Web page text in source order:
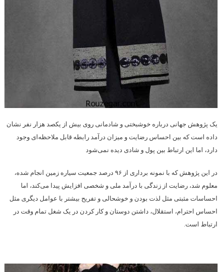
یک پژوهش جهانی درباره خوشبختی و شادمانی روی بیش از یکصد هزار نفر نشان
داده است که بین احساس رضایت و میزان درآمد رابطه قابل ملاحظه‌ای وجود
دارد، اما این ارتباط بین پول و شادی دیده نمی‌شود
در این پژوهش که با نمونه برداری از ۹۶ درصد جمعیت سیاره زمین انجام شده،
معلوم شد، رضایت از زندگی با درآمد ملی و شخصی افزایش پیدا می‌کند، اما
احساسات مثبتی مثل لذت بودن و خوشحالی و تفریح بیشتر با عوامل دیگری مثل
احساس احترام، استقلال، داشتن دوستان و کار کردن در یک شغل تمام وقت در
ارتباط است.